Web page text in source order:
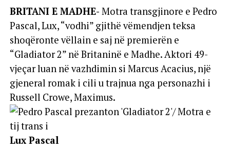
BRITANI E MADHE- Motra transgjinore e Pedro
Pascal, Lux, “vodhi” gjithë vëmendjen teksa
shoqëronte vëllain e saj në premierën e
“Gladiator 2” në Britaninë e Madhe. Aktori 49-
vjeçar luan në vazhdimin si Marcus Acacius, një
gjeneral romak i cili u trajnua nga personazhi i
Russell Crowe, Maximus.
Lux Pascal